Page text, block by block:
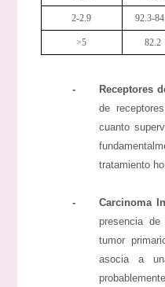
2-2.9 92.3-
>5 82.2
-
Receptores
de
cuanto
tratamiento
-
Carcinoma
presencia
tumor
asocia a